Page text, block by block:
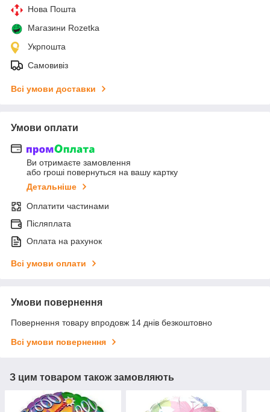
Нова Пошта
Магазини Rozetka
Укрпошта
Самовивіз
Всі умови доставки
Умови оплати
Ви отримаєте замовлення
або гроші повернуться на вашу картку
Детальніше
Оплатити частинами
Післяплата
Оплата на рахунок
Всі умови оплати
Умови повернення
Повернення товару впродовж 14 днів безкоштовно
Всі умови повернення
З цим товаром також замовляють